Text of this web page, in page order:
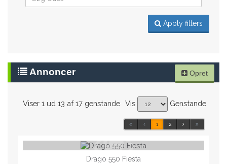
Apply filters
Annoncer Opret
Viser 1 ud 13 af 17 genstande Vis Genstande
1 2
Drago 550 Fiesta